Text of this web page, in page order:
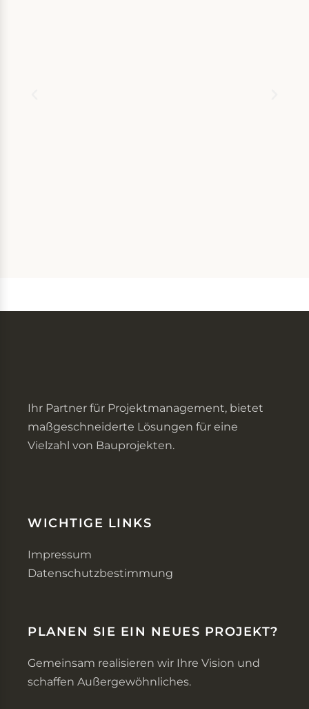
Ihr Partner für Projektmanagement, bietet
maßgeschneiderte Lösungen für eine
Vielzahl von Bauprojekten.
WICHTIGE LINKS
Impressum
Datenschutzbestimmung
PLANEN SIE EIN NEUES PROJEKT?
Gemeinsam realisieren wir Ihre Vision und
schaffen Außergewöhnliches.